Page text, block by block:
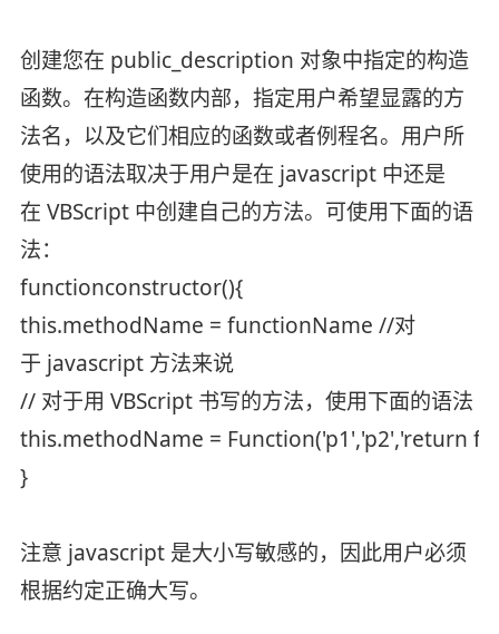
创建您在 public_description 对象中指定的构造
函数。在构造函数内部，指定用户希望显露的方
法名，以及它们相应的函数或者例程名。用户所
使用的语法取决于用户是在 javascript 中还是
在 VBScript 中创建自己的方法。可使用下面的语
法：
functionconstructor(){
this.methodName = functionName //对
于 javascript 方法来说
// 对于用 VBScript 书写的方法，使用下面的语法
this.methodName = Function('p1','p2','return
}
注意 javascript 是大小写敏感的，因此用户必须
根据约定正确大写。